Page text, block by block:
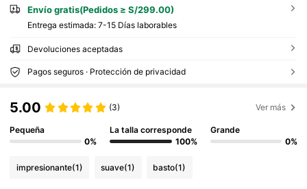
Envío gratis(Pedidos ≥ S/299.00)
Entrega estimada: 7-15 Días laborables
Devoluciones aceptadas
Pagos seguros · Protección de privacidad
5.00 (3) Ver más
Pequeña
0%
La talla corresponde
100%
Grande
0%
impresionante(1) suave(1) basto(1)